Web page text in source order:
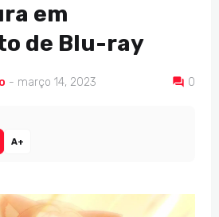
em
de Blu-ray
- março 14, 2023 0
A+